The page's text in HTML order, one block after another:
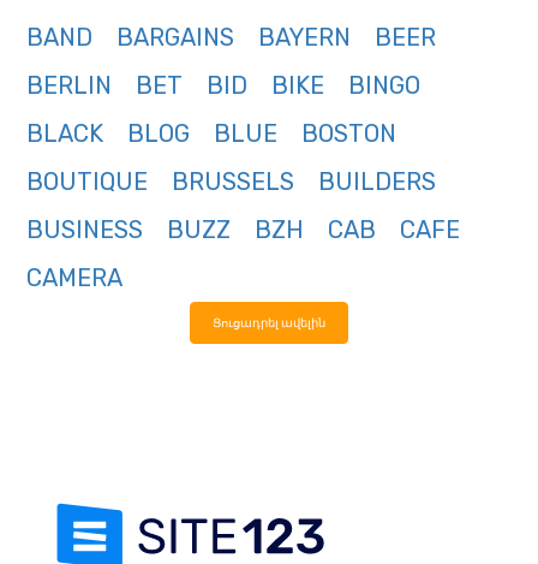
BAND
BARGAINS BAYERN
BEER
BERLIN
BET BID BIKE
BINGO
BLACK
BLOG BLUE
BOSTON
BOUTIQUE
BRUSSELS
BUILDERS
BUSINESS
BUZZ BZH CAB
CAFE
CAMERA
Ցուցադրել ավելին